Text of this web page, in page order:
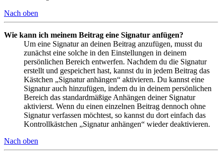
Nach oben
Wie kann ich meinem Beitrag eine Signatur anfügen?
Um eine Signatur an deinen Beitrag anzufügen, musst du
zunächst eine solche in den Einstellungen in deinem
persönlichen Bereich entwerfen. Nachdem du die Signatur
erstellt und gespeichert hast, kannst du in jedem Beitrag das
Kästchen „Signatur anhängen“ aktivieren. Du kannst eine
Signatur auch hinzufügen, indem du in deinem persönlichen
Bereich das standardmäßige Anhängen deiner Signatur
aktivierst. Wenn du einen einzelnen Beitrag dennoch ohne
Signatur verfassen möchtest, so kannst du dort einfach das
Kontrollkästchen „Signatur anhängen“ wieder deaktivieren.
Nach oben